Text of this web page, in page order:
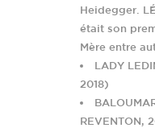
Heidegger.
était son
Mère entre
LADY
2018)
REVENTON,